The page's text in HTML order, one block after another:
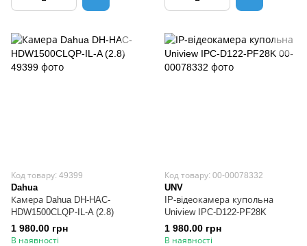
Код товару: 49399
Dahua
Камера Dahua DH-HAC-
HDW1500CLQP-IL-A (2.8)
1 980.00 грн
В наявності
Код товару: 00-00078332
UNV
IP-відеокамера купольна
Uniview IPC-D122-PF28K
1 980.00 грн
В наявності